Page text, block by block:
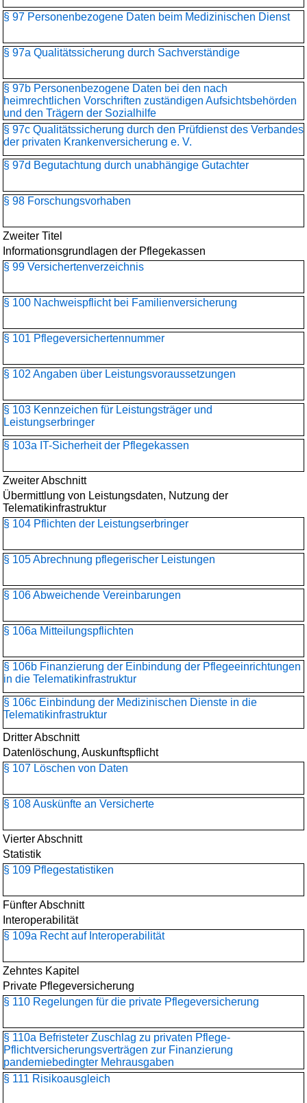
§ 97 Personenbezogene Daten beim Medizinischen Dienst
§ 97a Qualitätssicherung durch Sachverständige
§ 97b Personenbezogene Daten bei den nach
heimrechtlichen Vorschriften zuständigen Aufsichtsbehörden
und den Trägern der Sozialhilfe
§ 97c Qualitätssicherung durch den Prüfdienst des Verbandes
der privaten Krankenversicherung e. V.
§ 97d Begutachtung durch unabhängige Gutachter
§ 98 Forschungsvorhaben
Zweiter Titel
Informationsgrundlagen der Pflegekassen
§ 99 Versichertenverzeichnis
§ 100 Nachweispflicht bei Familienversicherung
§ 101 Pflegeversichertennummer
§ 102 Angaben über Leistungsvoraussetzungen
§ 103 Kennzeichen für Leistungsträger und
Leistungserbringer
§ 103a IT-Sicherheit der Pflegekassen
Zweiter Abschnitt
Übermittlung von Leistungsdaten, Nutzung der
Telematikinfrastruktur
§ 104 Pflichten der Leistungserbringer
§ 105 Abrechnung pflegerischer Leistungen
§ 106 Abweichende Vereinbarungen
§ 106a Mitteilungspflichten
§ 106b Finanzierung der Einbindung der Pflegeeinrichtungen
in die Telematikinfrastruktur
§ 106c Einbindung der Medizinischen Dienste in die
Telematikinfrastruktur
Dritter Abschnitt
Datenlöschung, Auskunftspflicht
§ 107 Löschen von Daten
§ 108 Auskünfte an Versicherte
Vierter Abschnitt
Statistik
§ 109 Pflegestatistiken
Fünfter Abschnitt
Interoperabilität
§ 109a Recht auf Interoperabilität
Zehntes Kapitel
Private Pflegeversicherung
§ 110 Regelungen für die private Pflegeversicherung
§ 110a Befristeter Zuschlag zu privaten Pflege-
Pflichtversicherungsverträgen zur Finanzierung
pandemiebedingter Mehrausgaben
§ 111 Risikoausgleich